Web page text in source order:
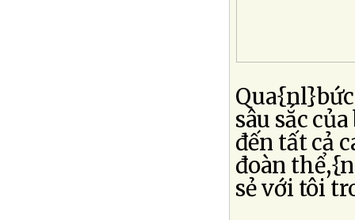
sâu sắc
đến tất cả
đoàn
sẻ với tôi